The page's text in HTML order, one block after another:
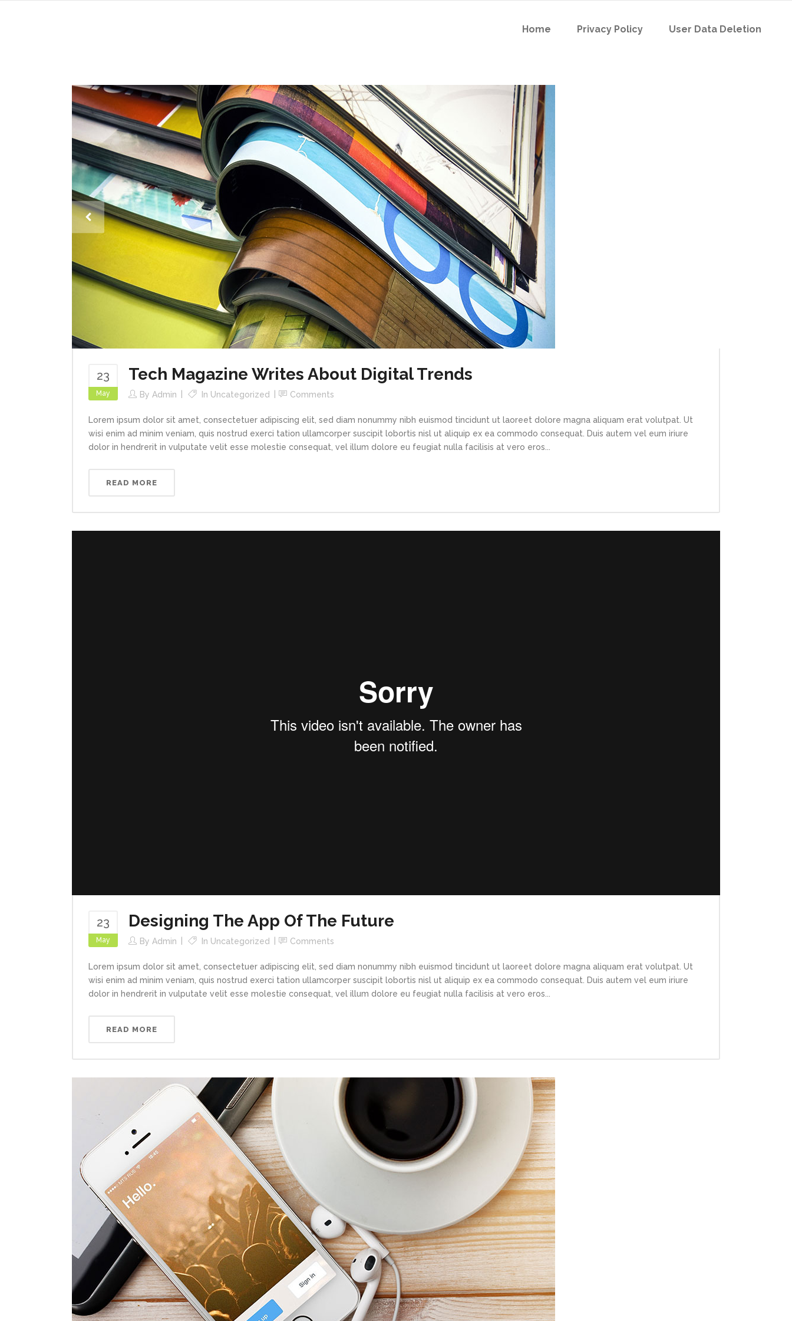
Home Privacy Policy User Data Deletion
23
May
Tech Magazine Writes About Digital Trends
By Admin In Uncategorized Comments
Lorem ipsum dolor sit amet, consectetuer adipiscing elit, sed diam nonummy nibh euismod tincidunt ut laoreet dolore magna aliquam erat volutpat. Ut
wisi enim ad minim veniam, quis nostrud exerci tation ullamcorper suscipit lobortis nisl ut aliquip ex ea commodo consequat. Duis autem vel eum iriure
dolor in hendrerit in vulputate velit esse molestie consequat, vel illum dolore eu feugiat nulla facilisis at vero eros...
READ MORE
23
May
Designing The App Of The Future
By Admin In Uncategorized Comments
Lorem ipsum dolor sit amet, consectetuer adipiscing elit, sed diam nonummy nibh euismod tincidunt ut laoreet dolore magna aliquam erat volutpat. Ut
wisi enim ad minim veniam, quis nostrud exerci tation ullamcorper suscipit lobortis nisl ut aliquip ex ea commodo consequat. Duis autem vel eum iriure
dolor in hendrerit in vulputate velit esse molestie consequat, vel illum dolore eu feugiat nulla facilisis at vero eros...
READ MORE